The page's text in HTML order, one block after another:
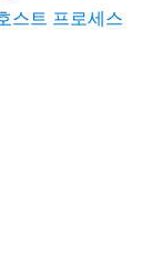
스트 프로세스